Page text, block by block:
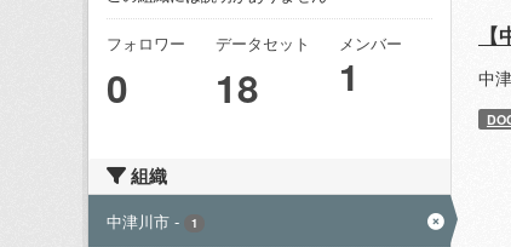
フォロワー
0
データセット
18
メンバー
1
組織
中津川市 - 1
中